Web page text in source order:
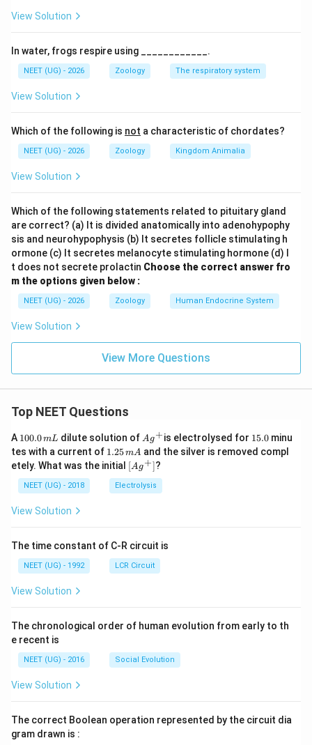
View Solution
In water, frogs respire using ____________.
NEET (UG) - 2026 Zoology The respiratory system
View Solution
Which of the following is not a characteristic of chordates?
NEET (UG) - 2026 Zoology Kingdom Animalia
View Solution
Which of the following statements related to pituitary gland
are correct? (a) It is divided anatomically into adenohypophy
sis and neurohypophysis (b) It secretes follicle stimulating h
ormone (c) It secretes melanocyte stimulating hormone (d) I
t does not secrete prolactin Choose the correct answer fro
m the options given below :
NEET (UG) - 2026 Zoology Human Endocrine System
View Solution
View More Questions
Top NEET Questions
A 1
0
0.
0
\,
m
100.0mL dilute solution of Ag
^
{+}
Ag+is electrolysed for 1
5.
0
15.0minu
tes with a current of 1.
2
5
\,
m
1.25mA and the silver is removed compl
etely. What was the initial \lef
t[ A
g ^
{+}
[Ag+]?
NEET (UG) - 2018 Electrolysis
View Solution
The time constant of C-R circuit is
NEET (UG) - 1992 LCR Circuit
View Solution
The chronological order of human evolution from early to th
e recent is
NEET (UG) - 2016 Social Evolution
View Solution
The correct Boolean operation represented by the circuit dia
gram drawn is :